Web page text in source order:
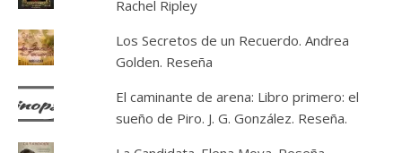
Rachel Ripley
Los Secretos de un Recuerdo. Andrea
Golden. Reseña
El caminante de arena: Libro primero: el
sueño de Piro. J. G. González. Reseña.